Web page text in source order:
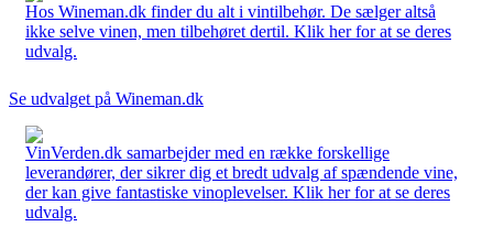
Hos Wineman.dk finder du alt i vintilbehør. De sælger altså
ikke selve vinen, men tilbehøret dertil. Klik her for at se deres
udvalg.
Se udvalget på Wineman.dk
VinVerden.dk samarbejder med en række forskellige
leverandører, der sikrer dig et bredt udvalg af spændende vine,
der kan give fantastiske vinoplevelser. Klik her for at se deres
udvalg.